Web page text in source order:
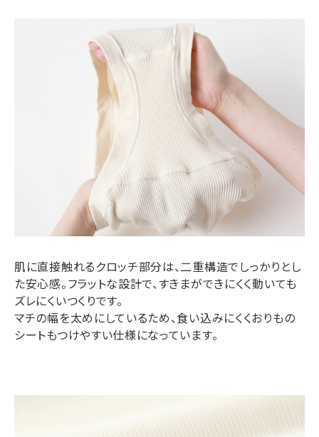
肌に直接触れるクロッチ部分は、二重構造でしっかりとし
た安心感。フラットな設計で、すきまができにくく動いても
ズレにくいつくりです。
マチの幅を太めにしているため、食い込みにくくおりもの
シートもつけやすい仕様になっています。